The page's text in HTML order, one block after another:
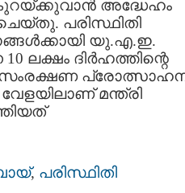
അദ്ധേഹം
പരിസ്ഥിതി
യു.എ.ഇ.
ലക്ഷം ദിര്‍ഹത്തിന്റെ
സംരക്ഷണ
മന്ത്രി
, പരിസ്ഥിതി